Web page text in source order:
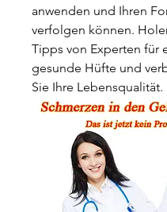
anwenden und Ihren
verfolgen können.
Tipps von Experten für
gesunde Hüfte und
Sie Ihre Lebensqualität.